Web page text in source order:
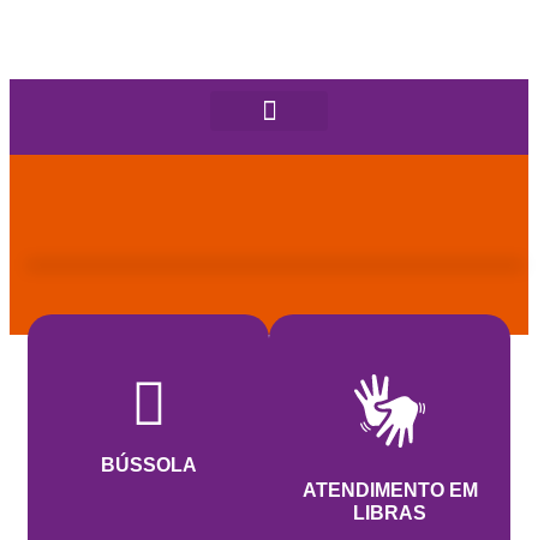
BÚSSOLA
ATENDIMENTO EM
LIBRAS